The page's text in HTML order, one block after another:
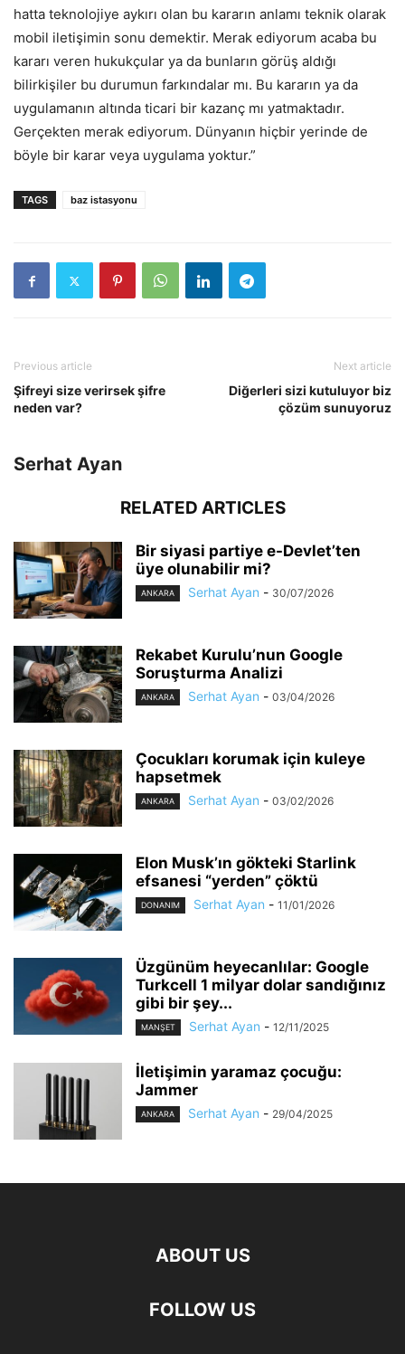
hatta teknolojiye aykırı olan bu kararın anlamı teknik olarak
mobil iletişimin sonu demektir. Merak ediyorum acaba bu
kararı veren hukukçular ya da bunların görüş aldığı
bilirkişiler bu durumun farkındalar mı. Bu kararın ya da
uygulamanın altında ticari bir kazanç mı yatmaktadır.
Gerçekten merak ediyorum. Dünyanın hiçbir yerinde de
böyle bir karar veya uygulama yoktur.”
TAGS baz istasyonu
Previous article
Şifreyi size verirsek şifre
neden var?
Next article
Diğerleri sizi kutuluyor biz
çözüm sunuyoruz
Serhat Ayan
RELATED ARTICLES
Bir siyasi partiye e-Devlet’ten
üye olunabilir mi?
ANKARA Serhat Ayan - 30/07/2026
Rekabet Kurulu’nun Google
Soruşturma Analizi
ANKARA Serhat Ayan - 03/04/2026
Çocukları korumak için kuleye
hapsetmek
ANKARA Serhat Ayan - 03/02/2026
Elon Musk’ın gökteki Starlink
efsanesi “yerden” çöktü
DONANIM Serhat Ayan - 11/01/2026
Üzgünüm heyecanlılar: Google
Turkcell 1 milyar dolar sandığınız
gibi bir şey...
MANŞET Serhat Ayan - 12/11/2025
İletişimin yaramaz çocuğu:
Jammer
ANKARA Serhat Ayan - 29/04/2025
ABOUT US
FOLLOW US